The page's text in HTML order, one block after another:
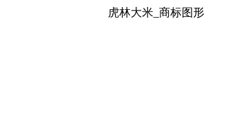
虎林大米_商标图形